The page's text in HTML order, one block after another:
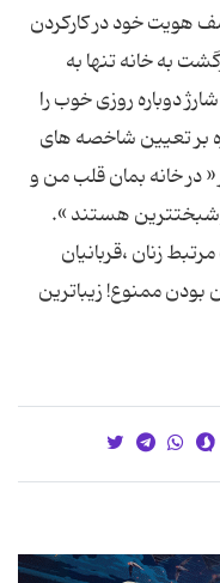
هویت خود در کارکردن
به خانه تنها به
دوباره روزی خوب را
بر تعیین شاخصه های
در خانه بمان قلب من و
هستند ».
زنان ،قربانیان
بودن ممنوع! زیباترین